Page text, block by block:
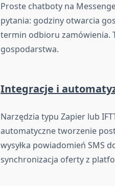
Proste chatboty na
pytania: godziny otwarcia
termin odbioru zamówienia.
gospodarstwa.
Integracje i
Narzędzia typu Zapier lub
automatyczne tworzenie
wysyłka powiadomień SMS
synchronizacja oferty z